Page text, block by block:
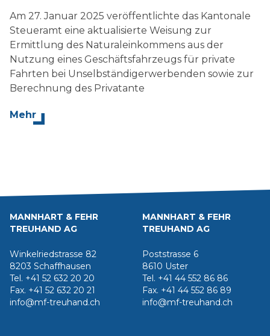
Am 27. Januar 2025 veröffentlichte das Kantonale
Steueramt eine aktualisierte Weisung zur
Ermittlung des Naturaleinkommens aus der
Nutzung eines Geschäftsfahrzeugs für private
Fahrten bei Unselbständigerwerbenden sowie zur
Berechnung des Privatante
Mehr
MANNHART & FEHR
TREUHAND AG
Winkelriedstrasse 82
8203 Schaffhausen
Tel. +41 52 632 20 20
Fax. +41 52 632 20 21
info@mf-treuhand.ch
MANNHART & FEHR
TREUHAND AG
Poststrasse 6
8610 Uster
Tel. +41 44 552 86 86
Fax. +41 44 552 86 89
info@mf-treuhand.ch